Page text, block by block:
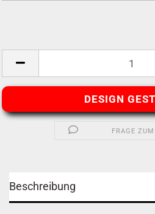
DESIGN
FRAGE
Beschreibung